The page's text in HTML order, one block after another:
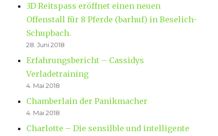
3D Reitspass eröffnet einen neuen
Offenstall für 8 Pferde (barhuf) in Beselich-
Schupbach.
28. Juni 2018
Erfahrungsbericht – Cassidys
Verladetraining
4. Mai 2018
Chamberlain der Panikmacher
4. Mai 2018
Charlotte – Die sensilble und intelligente